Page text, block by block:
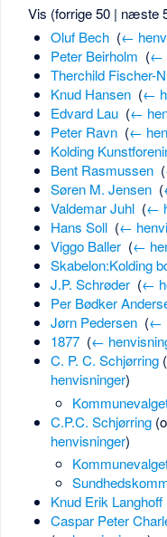
Vis (forrige 50 | næste
Oluf Bech‎ (←
Peter Beirholm (←
Therchild Fischer-
Knud Hansen‎ (←
Edvard Lau‎ (←
Peter Ravn‎ (←
Kolding
Bent Rasmussen‎ (
Søren M. Jensen‎ (
Valdemar Juhl‎ (←
Hans Soll‎ (←
Viggo Baller‎ (←
Skabelon:Kolding
J.P. Schrøder‎ (←
Per Bødker
Jørn Pedersen‎ (←
1877‎ (←
C. P. C. Schjørring
henvisninger)
C.P.C. Schjørring
henvisninger)
Knud Erik Langhoff‎
Caspar Peter